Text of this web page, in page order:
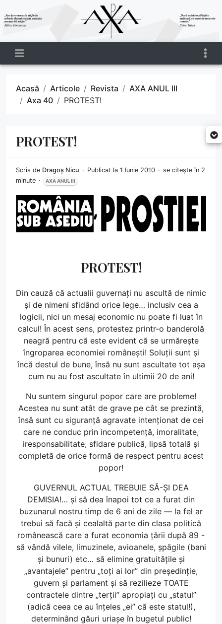
Acasă Articole Revista
AXA ANUL III
Axa 40
PROTEST!
PROTEST!
Scris de Dragoș Nicu Publicat la 1 Iunie 2010
se citește în 2
minute
AXA ANUL III
PROTEST!
Din cauză că actualii guvernați nu ascultă de nimic
și de nimeni sfidând orice lege… inclusiv cea a
logicii, nici un mesaj economic nu poate fi luat în
calcul! În acest sens, protestez printr-o banderolă
neagră pentru că este evident că se urmărește
îngroparea economiei românești! Soluții sunt și
încă destul de bune, însă nu sunt ascultate tot așa
cum nu au fost ascultate în ultimii 20 de ani!
Nu suntem singurul popor care are probleme!
Acestea nu sunt atât de grave pe cât se prezintă,
însă sunt cu siguranță agravate intenționat de cei
care ne conduc prin incompetență, imoralitate,
iresponsabilitate, sfidare publică, lipsă totală și
completă de orice formă de respect pentru acest
popor!
GUVERNUL ACTUAL TREBUIE SĂ-ȘI DEA
DEMISIA!… și să dea înapoi tot ce a furat din
buzunarul nostru timp de 6 ani de zile — la fel ar
trebui să facă și cealaltă parte din clasa politică
românească care a furat economia țării după 89 -
să vândă vilele, limuzinele, avioanele, șpăgile (bani
și bunuri) etc… să elimine gratuitățile și
„avantajele” pentru „toți ai lor” din președinție,
guvern și parlament și să rezilieze TOATE
contractele dintre „terții” apropiați cu „statul”
(adică ceea ce au înțeles „ei” că este statul!),
determinând găuri uriașe în bugetul public!